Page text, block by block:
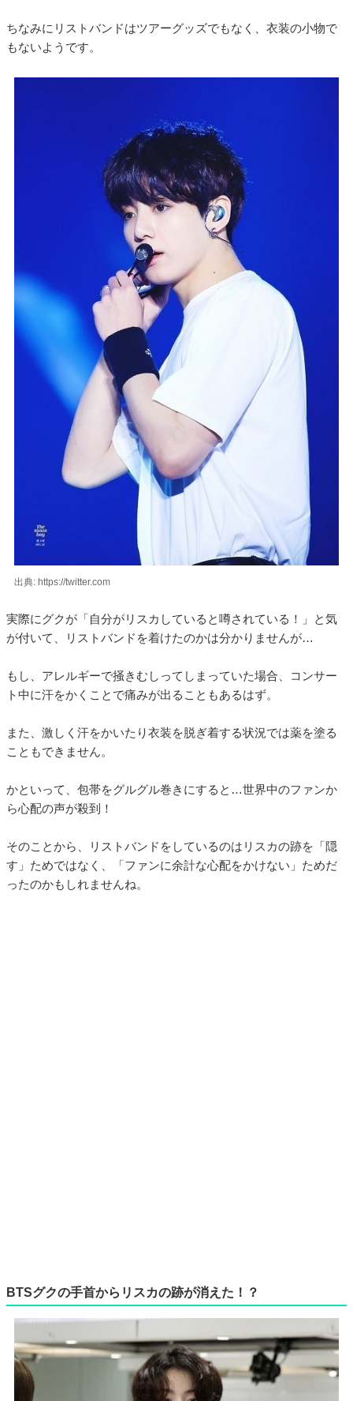
ちなみにリストバンドはツアーグッズでもなく、衣装の小物で
もないようです。
出典: https://twitter.com
実際にグクが「自分がリスカしていると噂されている！」と気
が付いて、リストバンドを着けたのかは分かりませんが…
もし、アレルギーで掻きむしってしまっていた場合、コンサー
ト中に汗をかくことで痛みが出ることもあるはず。
また、激しく汗をかいたり衣装を脱ぎ着する状況では薬を塗る
こともできません。
かといって、包帯をグルグル巻きにすると…世界中のファンか
ら心配の声が殺到！
そのことから、リストバンドをしているのはリスカの跡を「隠
す」ためではなく、「ファンに余計な心配をかけない」ためだ
ったのかもしれませんね。
BTSグクの手首からリスカの跡が消えた！？